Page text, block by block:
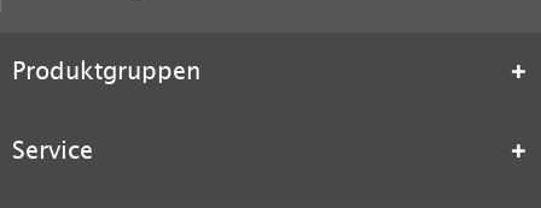
Produktgruppen
Service